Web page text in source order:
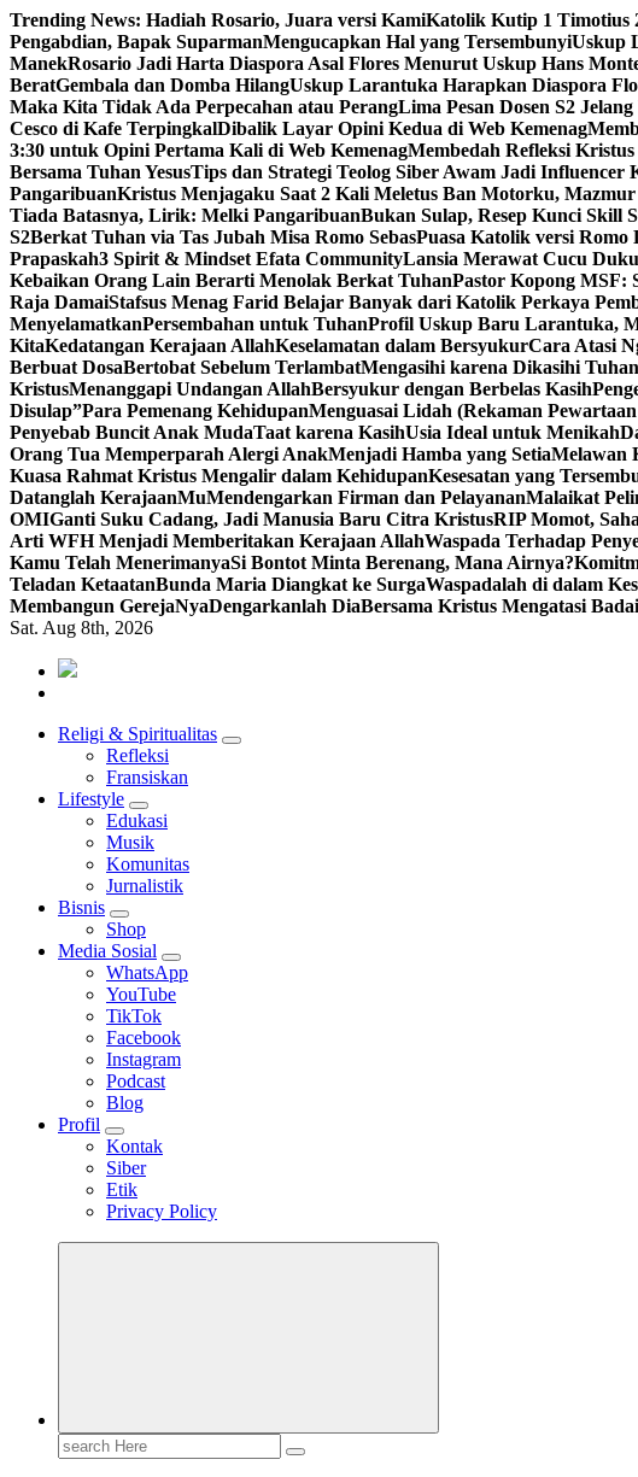
Skip
to
content
Trending News: Hadiah Rosario, Juara versi KamiKatolik Kutip 1 Timotius
Pengabdian, Bapak SuparmanMengucapkan Hal yang TersembunyiUskup
ManekRosario Jadi Harta Diaspora Asal Flores Menurut Uskup Hans
BeratGembala dan Domba HilangUskup Larantuka Harapkan Diaspora
Maka Kita Tidak Ada Perpecahan atau PerangLima Pesan Dosen S2
Cesco di Kafe TerpingkalDibalik Layar Opini Kedua di Web Kemenag
3:30 untuk Opini Pertama Kali di Web KemenagMembedah Refleksi
Bersama Tuhan YesusTips dan Strategi Teolog Siber Awam Jadi Influencer
PangaribuanKristus Menjagaku Saat 2 Kali Meletus Ban Motorku, Mazmur
Tiada Batasnya, Lirik: Melki PangaribuanBukan Sulap, Resep Kunci Skill
S2Berkat Tuhan via Tas Jubah Misa Romo SebasPuasa Katolik versi Romo
Prapaskah3 Spirit & Mindset Efata CommunityLansia Merawat Cucu
Kebaikan Orang Lain Berarti Menolak Berkat TuhanPastor Kopong MSF:
Raja DamaiStafsus Menag Farid Belajar Banyak dari Katolik Perkaya
MenyelamatkanPersembahan untuk TuhanProfil Uskup Baru Larantuka,
KitaKedatangan Kerajaan AllahKeselamatan dalam BersyukurCara Atasi
Berbuat DosaBertobat Sebelum TerlambatMengasihi karena Dikasihi Tuhan
KristusMenanggapi Undangan AllahBersyukur dengan Berbelas Kasih
Disulap”Para Pemenang KehidupanMenguasai Lidah (Rekaman
Penyebab Buncit Anak MudaTaat karena KasihUsia Ideal untuk Menikah
Orang Tua Memperparah Alergi AnakMenjadi Hamba yang SetiaMelawan
Kuasa Rahmat Kristus Mengalir dalam KehidupanKesesatan yang
Datanglah KerajaanMuMendengarkan Firman dan PelayananMalaikat
OMIGanti Suku Cadang, Jadi Manusia Baru Citra KristusRIP Momot,
Arti WFH Menjadi Memberitakan Kerajaan AllahWaspada Terhadap
Kamu Telah MenerimanyaSi Bontot Minta Berenang, Mana Airnya?
Teladan KetaatanBunda Maria Diangkat ke SurgaWaspadalah di dalam
Membangun GerejaNyaDengarkanlah DiaBersama Kristus Mengatasi Badai
Sat. Aug 8th, 2026
HATI YANG BERTELINGA
Mendengar dengan Cinta
Religi & Spiritualitas
Refleksi
Fransiskan
Lifestyle
Edukasi
Musik
Komunitas
Jurnalistik
Bisnis
Shop
Media Sosial
WhatsApp
YouTube
TikTok
Facebook
Instagram
Podcast
Blog
Profil
Kontak
Siber
Etik
Privacy Policy
Search
for: